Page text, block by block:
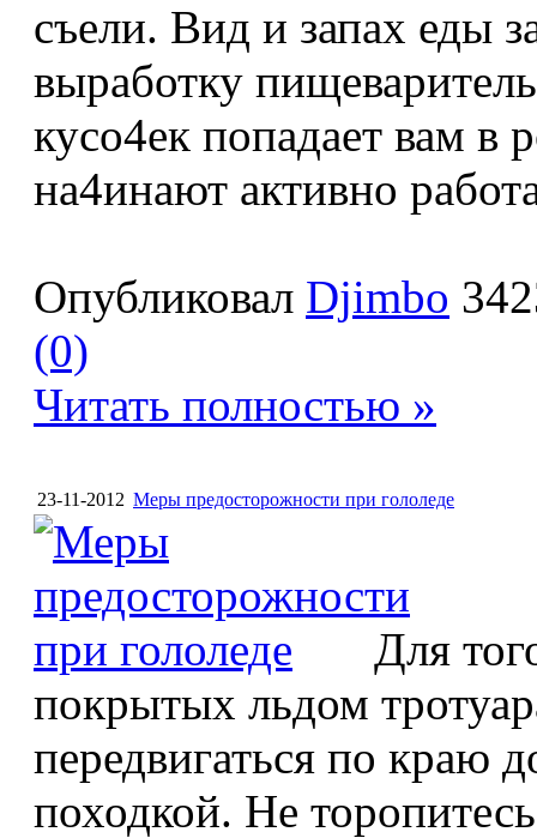
съели. Вид и запах еды
выработку
кусо4ек попадает вам в
на4инают активно
Опубликовал Djimbo
(0)
Читать полностью »
23-11-2012 Меры предосторожности при гололеде
Для
покрытых льдом
передвигаться по краю
походкой. Не